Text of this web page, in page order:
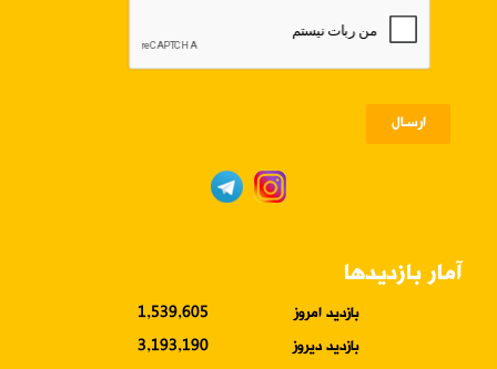
ارسـال
آمار بازدیدها
بازدید امروز
1,539,605
بازدید دیروز
3,193,190